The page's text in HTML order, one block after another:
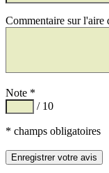
Commentaire sur l'aire
Note *
/ 10
* champs obligatoires